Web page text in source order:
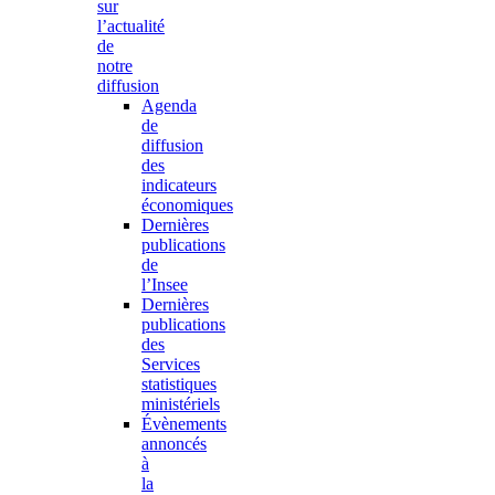
sur
l’actualité
de
notre
diffusion
Agenda
de
diffusion
des
indicateurs
économiques
Dernières
publications
de
l’Insee
Dernières
publications
des
Services
statistiques
ministériels
Évènements
annoncés
à
la